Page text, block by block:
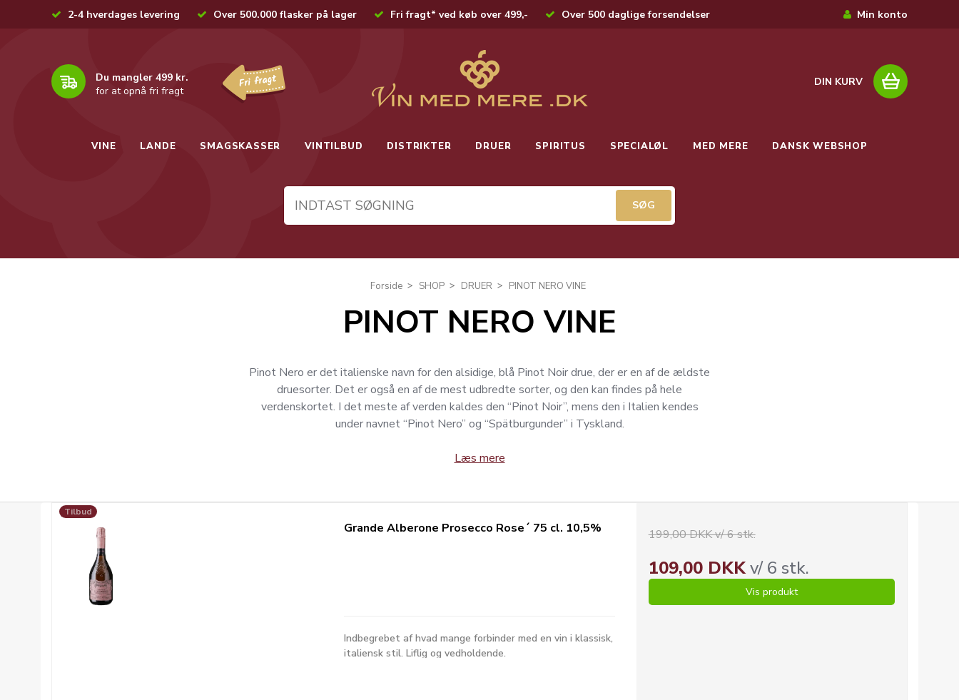
2-4 hverdages levering Over 500.000 flasker på lager Fri fragt* ved køb over 499,- Over 500 daglige forsendelser Min konto
Du mangler 499 kr.
for at opnå fri fragt
DIN KURV
VINE LANDE SMAGSKASSER VINTILBUD DISTRIKTER DRUER SPIRITUS SPECIALØL MED MERE DANSK WEBSHOP
Forside SHOP DRUER PINOT NERO VINE
PINOT NERO VINE
Pinot Nero er det italienske navn for den alsidige, blå Pinot Noir drue, der er en af de ældste
druesorter. Det er også en af de mest udbredte sorter, og den kan findes på hele
verdenskortet. I det meste af verden kaldes den “Pinot Noir”, mens den i Italien kendes
under navnet “Pinot Nero” og “Spätburgunder” i Tyskland.
Læs mere
Tilbud
Grande Alberone Prosecco Rose´ 75 cl. 10,5%
Indbegrebet af hvad mange forbinder med en vin i klassisk,
italiensk stil. Liflig og vedholdende.
199,00 DKK v/ 6 stk.
109,00 DKKv/ 6 stk.
Vis produkt